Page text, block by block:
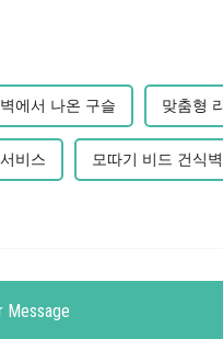
에서 나온 구슬 맞춤형
비스 모따기 비드 건식
Message